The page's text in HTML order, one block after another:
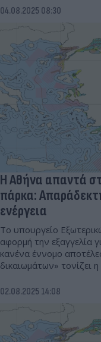
04.08.2025 08:30
Η Αθήνα απαντά
πάρκα:
ενέργεια
Το υπουργείο
αφορμή την εξαγγελία
κανένα έννομο
δικαιωμάτων» τονίζει
02.08.2025 14:08